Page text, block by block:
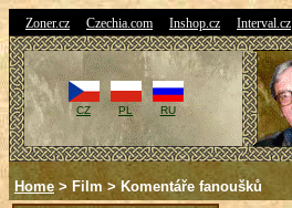
Zoner.cz Czechia.com Inshop.cz Interval.cz
CZ PL RU
Home > Film > Komentáře fanoušků